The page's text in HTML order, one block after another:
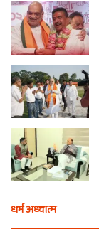
धर्म अध्यात्म